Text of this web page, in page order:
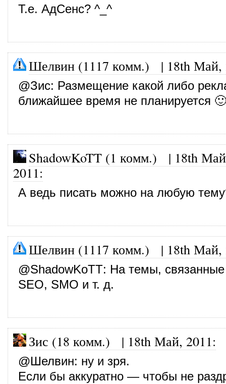
Т.е. АдСенс? ^_^
Шелвин (1117 комм.) | 18th Май,
@Зис: Размещение какой либо
ближайшее время не планируется 🙂
ShadowKoTT (1 комм.) | 18th
2011:
А ведь писать можно на любую
Шелвин (1117 комм.) | 18th Май,
@ShadowKoTT: На темы,
SEO, SMO и т. д.
Зис (18 комм.) | 18th Май, 2011:
@Шелвин: ну и зря.
Если бы аккуратно — чтобы не